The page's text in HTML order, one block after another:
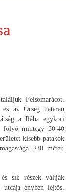
Felsőmarácot.
és az Örség határán
a Rába egykori
folyó mintegy 30-40
kisebb patakok
230 méter.
és sík részek váltják
utcája enyhén lejtős.